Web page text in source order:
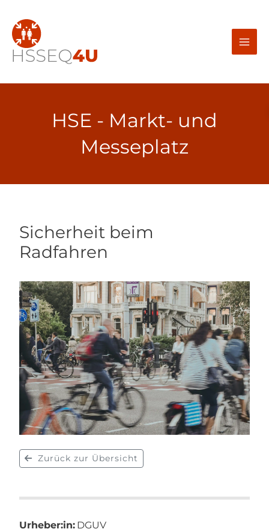
Inhalt
springen
HSE - Markt- und
Messeplatz
Sicherheit beim
Radfahren
Zurück zur Übersicht
Urheber:in: DGUV